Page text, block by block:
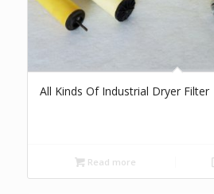
All Kinds Of Industrial Dryer Filter
Read more